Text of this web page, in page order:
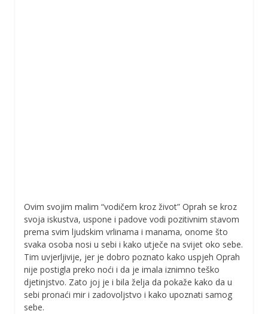
Ovim svojim malim “vodičem kroz život” Oprah se kroz
svoja iskustva, uspone i padove vodi pozitivnim stavom
prema svim ljudskim vrlinama i manama, onome što
svaka osoba nosi u sebi i kako utječe na svijet oko sebe.
Tim uvjerljivije, jer je dobro poznato kako uspjeh Oprah
nije postigla preko noći i da je imala iznimno teško
djetinjstvo. Zato joj je i bila želja da pokaže kako da u
sebi pronaći mir i zadovoljstvo i kako upoznati samog
sebe.